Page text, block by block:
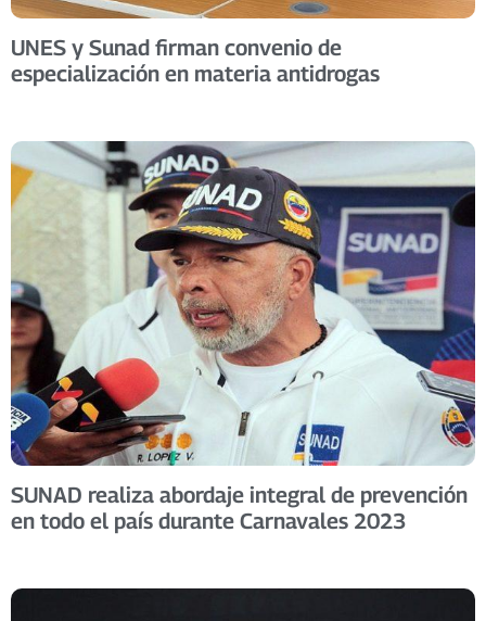
UNES y Sunad firman convenio de
especialización en materia antidrogas
SUNAD realiza abordaje integral de prevención
en todo el país durante Carnavales 2023